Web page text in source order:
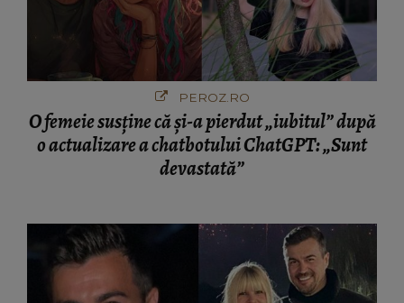
PEROZ.RO
O femeie susține că și-a pierdut „iubitul” după
o actualizare a chatbotului ChatGPT: „Sunt
devastată”